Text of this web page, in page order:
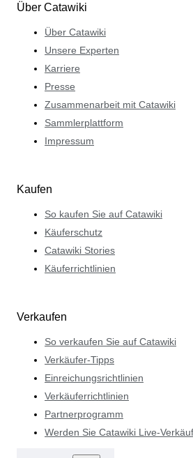
Über Catawiki
Über Catawiki
Unsere Experten
Karriere
Presse
Zusammenarbeit mit Catawiki
Sammlerplattform
Impressum
Kaufen
So kaufen Sie auf Catawiki
Käuferschutz
Catawiki Stories
Käuferrichtlinien
Verkaufen
So verkaufen Sie auf Catawiki
Verkäufer-Tipps
Einreichungsrichtlinien
Verkäuferrichtlinien
Partnerprogramm
Werden Sie Catawiki Live-